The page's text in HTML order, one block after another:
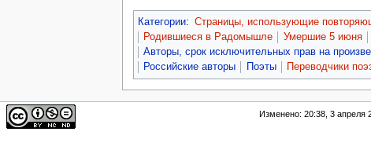
Категории: Страницы, использующие
Родившиеся в Радомышле
Умершие 5 июня
Авторы, срок исключительных прав на
Российские авторы
Поэты Переводчики
Изменено: 20:38, 3 апреля